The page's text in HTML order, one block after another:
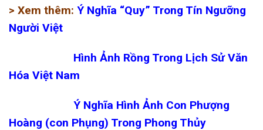
> Xem thêm: Ý Nghĩa “Quy” Trong Tín Ngưỡng
Người Việt
Hình Ảnh Rồng Trong Lịch Sử Văn
Hóa Việt Nam
Ý Nghĩa Hình Ảnh Con Phượng
Hoàng (con Phụng) Trong Phong Thủy